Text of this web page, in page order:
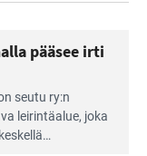
pääsee irti
seutu ry:n
leirintäalue, joka